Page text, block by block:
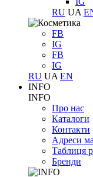
RU UA
FB
IG
FB
IG
RU UA EN
INFO
INFO
Про нас
Каталоги
Контакти
Адреси
Таблиця
Бренди